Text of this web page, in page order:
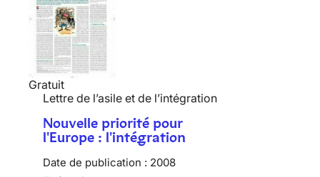
Gratuit
Lettre de l’asile et de l’intégration
Nouvelle priorité pour
l'Europe : l'intégration
Date de publication : 2008